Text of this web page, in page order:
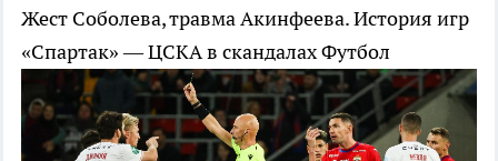
Жест Соболева, травма Акинфеева. История игр
«Спартак» — ЦСКА в скандалахФутбол